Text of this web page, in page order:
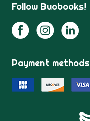
Follow Buobooks!
Payment methods